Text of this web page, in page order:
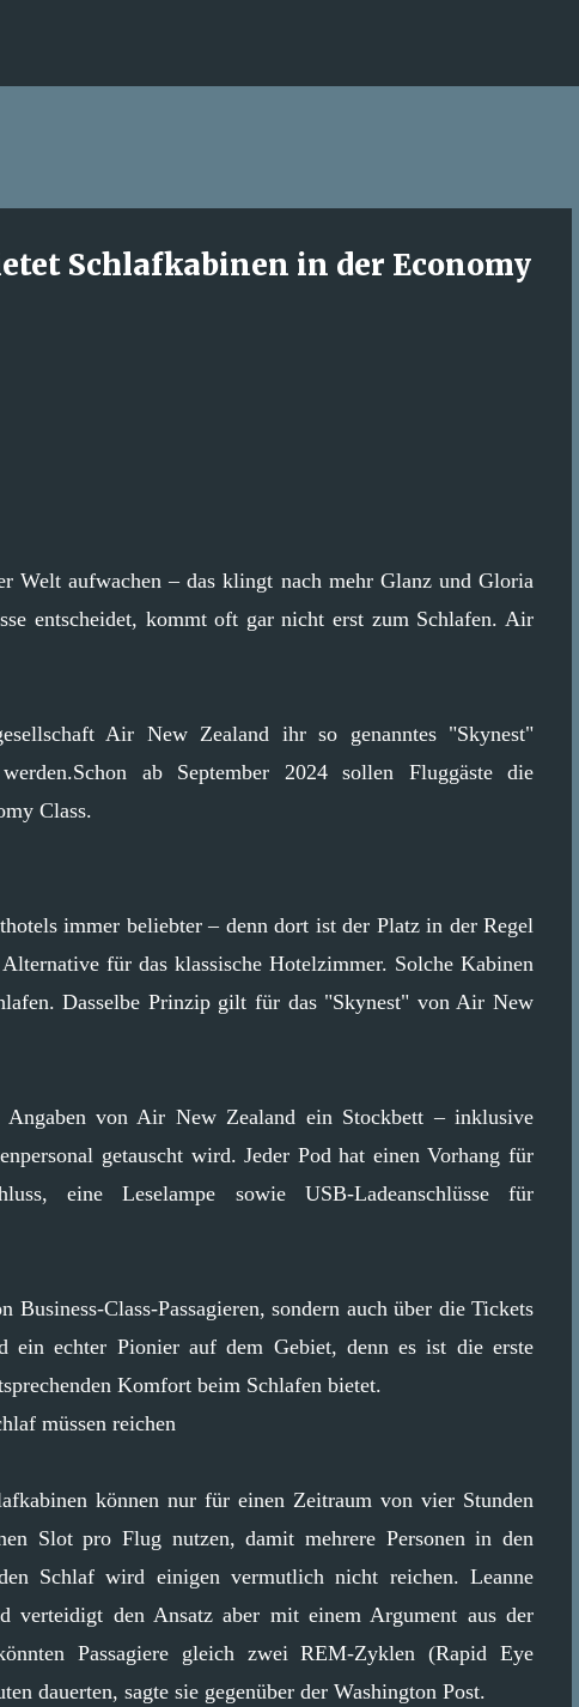
Schlafkabinen in der Economy
Welt aufwachen – das klingt nach mehr Glanz und Gloria
entscheidet, kommt oft gar nicht erst zum Schlafen. Air
Air New Zealand ihr so genanntes "Skynest"
ab September 2024 sollen Fluggäste die
Class.
immer beliebter – denn dort ist der Platz in der Regel
für das klassische Hotelzimmer. Solche Kabinen
Dasselbe Prinzip gilt für das "Skynest" von Air New
von Air New Zealand ein Stockbett – inklusive
getauscht wird. Jeder Pod hat einen Vorhang für
eine Leselampe sowie USB-Ladeanschlüsse für
Class-Passagieren, sondern auch über die Tickets
echter Pionier auf dem Gebiet, denn es ist die erste
Komfort beim Schlafen bietet.
müssen reichen
können nur für einen Zeitraum von vier Stunden
Slot pro Flug nutzen, damit mehrere Personen in den
Schlaf wird einigen vermutlich nicht reichen. Leanne
verteidigt den Ansatz aber mit einem Argument aus der
Passagiere gleich zwei REM-Zyklen (Rapid Eye
dauerten, sagte sie gegenüber der Washington Post.